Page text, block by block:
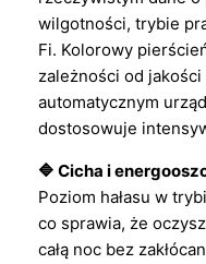
wilgotności, trybie
Fi. Kolorowy
zależności od
automatycznym
dostosowuje
🔷 Cicha i
Poziom hałasu w
co sprawia, że
całą noc bez